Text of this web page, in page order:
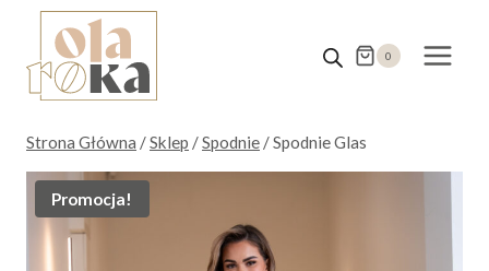
Przejdź
treści
0
Strona Główna /Sklep /Spodnie /Spodnie Glas
Promocja!